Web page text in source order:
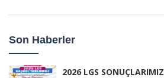
Son Haberler
2026 LGS SONUÇLARIMIZ